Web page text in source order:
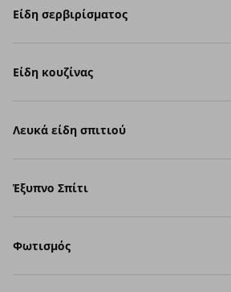
Είδη σερβιρίσματος
Είδη κουζίνας
Λευκά είδη σπιτιού
Έξυπνο Σπίτι
Φωτισμός